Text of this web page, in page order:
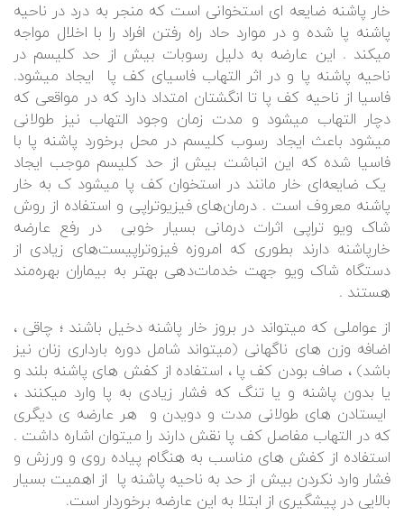
خار پاشنه ضایعه ای استخوانی است که منجر به درد در ناحیه
پاشنه پا شده و در موارد حاد راه رفتن افراد را با اخلال مواجه
میکند . این عارضه به دلیل رسوبات بیش از حد کلیسم در
ناحیه پاشنه پا و در اثر التهاب فاسیای کف پا ایجاد میشود.
فاسیا از ناحیه کف پا تا انگشتان امتداد دارد که در مواقعی که
دچار التهاب میشود و مدت زمان وجود التهاب نیز طولانی
میشود باعث ایجاد رسوب کلیسم در محل برخورد پاشنه پا با
فاسیا شده که این انباشت بیش از حد کلیسم موجب ایجاد
یک ضایعه‌ای خار مانند در استخوان کف پا میشود ک به خار
پاشنه معروف است . درمان‌های فیزیوتراپی و استفاده از روش
شاک ویو تراپی اثرات درمانی بسیار خوبی در رفع عارضه
خارپاشنه دارند بطوری که امروزه فیزوتراپیست‌های زیادی از
دستگاه شاک ویو جهت خدمات‌دهی بهتر به بیماران بهره‌مند
هستند .
از عواملی که میتواند در بروز خار پاشنه دخیل باشند ؛ چاقی ،
اضافه وزن های ناگهانی (میتواند شامل دوره بارداری زنان نیز
باشد) ، صاف بودن کف پا ، استفاده از کفش های پاشنه بلند و
یا بدون پاشنه و یا تنگ که فشار زیادی به پا وارد میکنند ،
ایستادن های طولانی مدت و دویدن و هر عارضه ی دیگری
که در التهاب مفاصل کف پا نقش دارند را میتوان اشاره داشت .
استفاده از کفش های مناسب به هنگام پیاده روی و ورزش و
فشار وارد نکردن بیش از حد به ناحیه پاشنه پا از اهمیت بسیار
بالایی در پیشگیری از ابتلا به این عارضه برخوردار است.